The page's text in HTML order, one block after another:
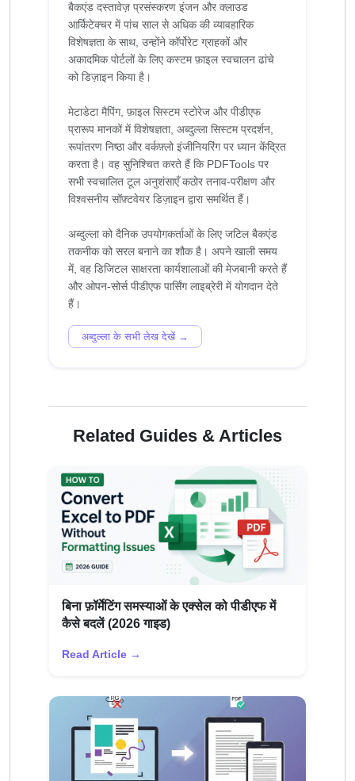
बैकएंड दस्तावेज़ प्रसंस्करण इंजन और क्लाउड
आर्किटेक्चर में पांच साल से अधिक की व्यावहारिक
विशेषज्ञता के साथ, उन्होंने कॉर्पोरेट ग्राहकों और
अकादमिक पोर्टलों के लिए कस्टम फ़ाइल स्वचालन ढांचे
को डिज़ाइन किया है।
मेटाडेटा मैपिंग, फ़ाइल सिस्टम स्टोरेज और पीडीएफ
प्रारूप मानकों में विशेषज्ञता, अब्दुल्ला सिस्टम प्रदर्शन,
रूपांतरण निष्ठा और वर्कफ़्लो इंजीनियरिंग पर ध्यान केंद्रित
करता है। वह सुनिश्चित करते हैं कि PDFTools पर
सभी स्वचालित टूल अनुशंसाएँ कठोर तनाव-परीक्षण और
विश्वसनीय सॉफ़्टवेयर डिज़ाइन द्वारा समर्थित हैं।
अब्दुल्ला को दैनिक उपयोगकर्ताओं के लिए जटिल बैकएंड
तकनीक को सरल बनाने का शौक है। अपने खाली समय
में, वह डिजिटल साक्षरता कार्यशालाओं की मेजबानी करते हैं
और ओपन-सोर्स पीडीएफ पार्सिंग लाइब्रेरी में योगदान देते
अब्दुल्ला के सभी लेख देखें →
Related Guides & Articles
बिना फ़ॉर्मेटिंग समस्याओं के एक्सेल को पीडीएफ में
कैसे बदलें (2026 गाइड)
Read Article →